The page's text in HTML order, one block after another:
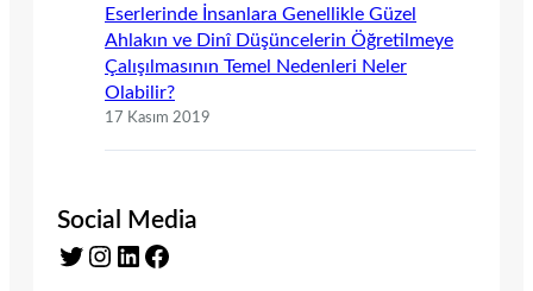
Eserlerinde İnsanlara Genellikle Güzel
Ahlakın ve Dinî Düşüncelerin Öğretilmeye
Çalışılmasının Temel Nedenleri Neler
Olabilir?
17 Kasım 2019
Social Media
Twitter Instagram LinkedIn Facebook